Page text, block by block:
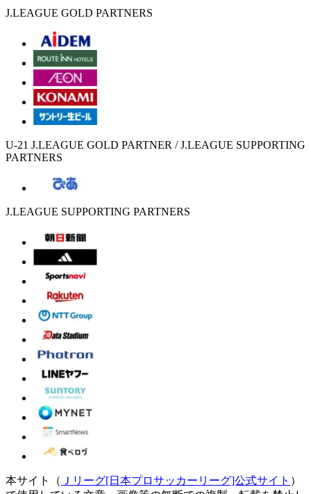
J.LEAGUE GOLD PARTNERS
U-21 J.LEAGUE GOLD PARTNER / J.LEAGUE SUPPORTING
PARTNERS
J.LEAGUE SUPPORTING PARTNERS
本サイト（ Ｊリーグ[日本プロサッカーリーグ]公式サイト ）